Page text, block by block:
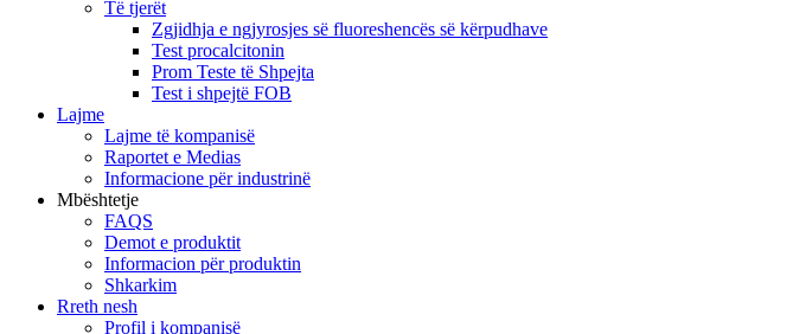
Të tjerët
Zgjidhja e ngjyrosjes së fluoreshencës së kërpudhave
Test procalcitonin
Prom Teste të Shpejta
Test i shpejtë FOB
Lajme
Lajme të kompanisë
Raportet e Medias
Informacione për industrinë
Mbështetje
FAQS
Demot e produktit
Informacion për produktin
Shkarkim
Rreth nesh
Profil i kompanisë